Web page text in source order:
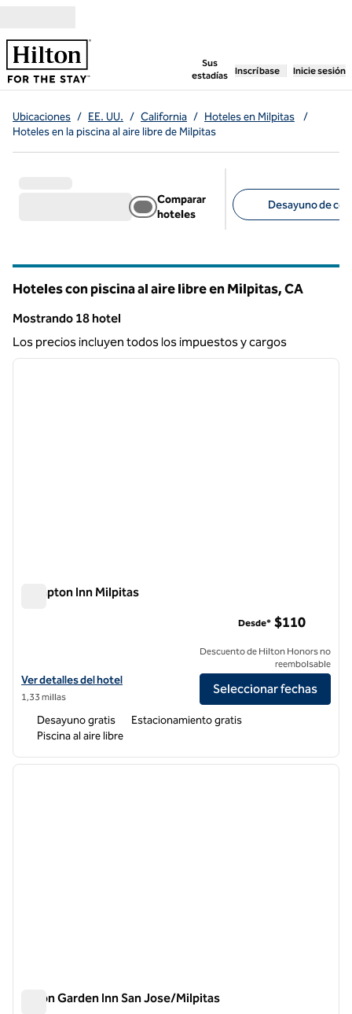
Sus
estadías
, abre una pestaña
Inscríbase Inicie sesión
Ubicaciones / EE. UU. / California / Hoteles en Milpitas
/
Hoteles en la piscina al aire libre de Milpitas
Comparar
hoteles
Desayuno de
Hoteles con piscina al aire libre en Milpitas,CA
Mostrando 18 hotel
Mostrando 18 hotel
Los precios incluyen todos los impuestos y cargos
1 de 12
Hampton Inn Milpitas
Ver detalles del hotel Hampton Inn Milpitas
Ver detalles del hotel
1,33 millas
Desde* $110
Descuento de Hilton Honors no
reembolsable
Seleccionar fechas
Desayuno gratis
Estacionamiento gratis
Piscina al aire libre
1 de 11
Hilton Garden Inn San Jose/Milpitas